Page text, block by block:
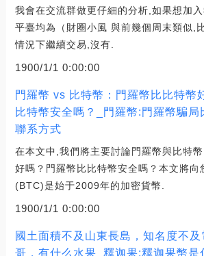
我會在交流群做更仔細的分析,如果想加
平臺均為（財圈小風 與前幾個周末類似,
情況下繼續交易,沒有.
1900/1/1 0:00:00
門羅幣 vs 比特幣：門羅幣比比特幣
比特幣安全嗎？_門羅幣:門羅幣騙局
聯系方式
在本文中,我們將主要討論門羅幣與比特
好嗎？門羅幣比比特幣安全嗎？本文將向
(BTC)是始于2009年的加密貨幣.
1900/1/1 0:00:00
國土面積不及山東長島，知名度不
哥，有什么水果_釋迦果:釋迦果幣是